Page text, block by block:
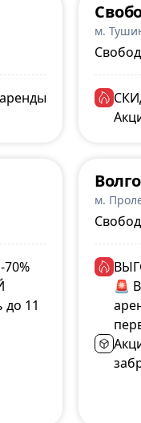
м.
11
м.
🚨